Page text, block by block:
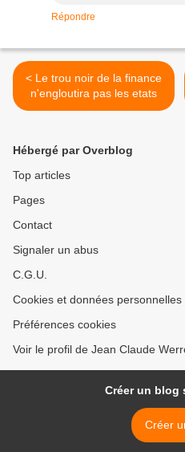
Répondre
< Le trou noir de la finance
n'engloutira pas les etats
Hébergé par Overblog
Top articles
Pages
Contact
Signaler un abus
C.G.U.
Cookies et données personnelles
Préférences cookies
Voir le profil de Jean Claude
Créer un blog
Créer